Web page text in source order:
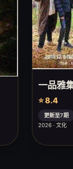
一品雅
⭐ 8.4
更新至7期
2026 · 文化